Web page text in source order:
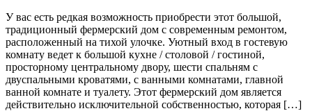
У вас есть редкая возможность приобрести этот большой,
традиционный фермерский дом с современным ремонтом,
расположенный на тихой улочке. Уютный вход в гостевую
комнату ведет к большой кухне / столовой / гостиной,
просторному центральному двору, шести спальням с
двуспальными кроватями, с ванными комнатами, главной
ванной комнате и туалету. Этот фермерский дом является
действительно исключительной собственностью, которая […]